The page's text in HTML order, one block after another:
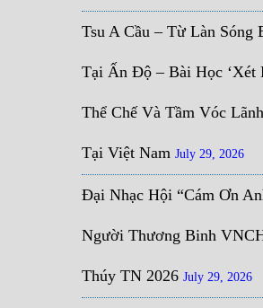
Tsu A Cầu – Từ Làn Sóng
Tại Ấn Độ – Bài Học ‘Xét
Thể Chế Và Tầm Vóc
Tại Việt Nam July 29, 2026
Đại Nhạc Hội “Cám Ơn
Người Thương Binh
Thúy TN 2026 July 29, 2026